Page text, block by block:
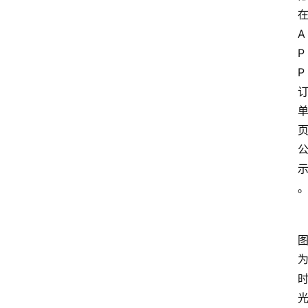
在
A
P
P
订
单
页
公
示
。
图
为
时
光